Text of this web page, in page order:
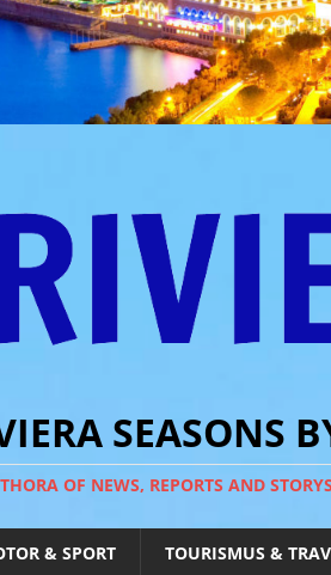
SEASONS
OF NEWS, REPORTS AND
& SPORT TOURISMUS &